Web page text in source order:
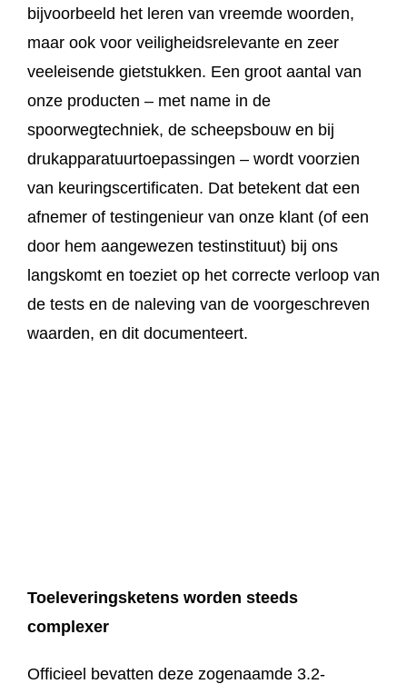
bijvoorbeeld het leren van vreemde woorden,
maar ook voor veiligheidsrelevante en zeer
veeleisende gietstukken. Een groot aantal van
onze producten – met name in de
spoorwegtechniek, de scheepsbouw en bij
drukapparatuurtoepassingen – wordt voorzien
van keuringscertificaten. Dat betekent dat een
afnemer of testingenieur van onze klant (of een
door hem aangewezen testinstituut) bij ons
langskomt en toeziet op het correcte verloop van
de tests en de naleving van de voorgeschreven
waarden, en dit documenteert.
Toeleveringsketens worden steeds
complexer
Officieel bevatten deze zogenaamde 3.2-